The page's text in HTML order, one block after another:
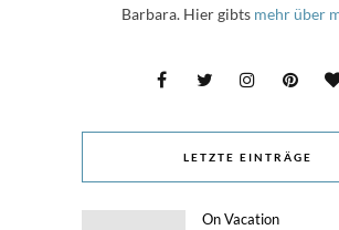
Barbara. Hier gibts mehr über
LETZTE EINTRÄGE
On Vacation